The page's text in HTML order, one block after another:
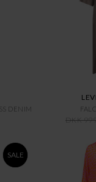
DENIM
DKK
SALE